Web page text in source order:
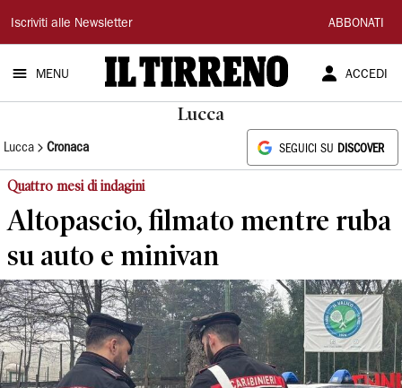
Il
Tirreno
Iscriviti alle Newsletter ABBONATI
MENU ACCEDI
Lucca
Lucca Cronaca SEGUICI SU DISCOVER
Quattro mesi di indagini
Altopascio, filmato mentre ruba
su auto e minivan